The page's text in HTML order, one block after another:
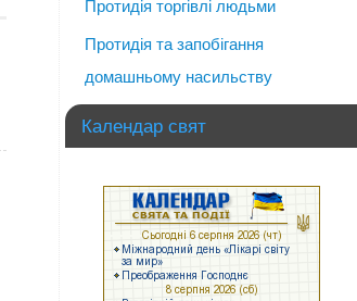
Протидія торгівлі людьми
Протидія та запобігання
домашньому насильству
Календар свят